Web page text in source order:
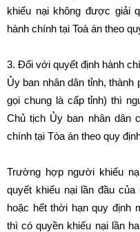
khiếu nại không được giải
hành chính tại Toà án theo
3. Đối với quyết định hành
Ủy ban nhân dân tỉnh,
gọi chung là cấp tỉnh) thì
Chủ tịch Ủy ban nhân dân
chính tại Tòa án theo quy
Trường hợp người khiếu
quyết khiếu nại lần đầu
hoặc hết thời hạn quy định
thì có quyền khiếu nại lần